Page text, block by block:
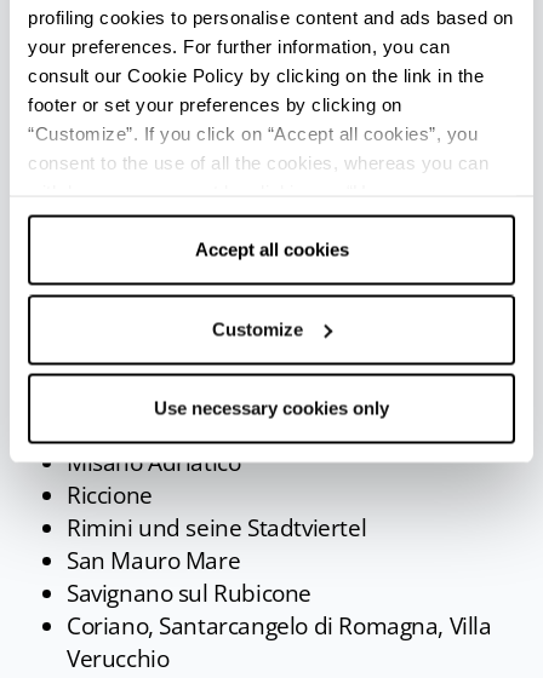
profiling cookies to personalise content and ads based on
your preferences. For further information, you can
consult our Cookie Policy by clicking on the link in the
footer or set your preferences by clicking on
“Customize”. If you click on “Accept all cookies”, you
consent to the use of all the cookies, whereas you can
cookies only” and only the technical cookies for the
correct functioning of the website will be used.
Accept all cookies
Customize
Use necessary cookies only
Mehr Informationen unter:bologna-
airport.it/transfer-from-and-to-the-airport
Folgende Städte sind mit regelmäßigerShuttle-
Busfahrt vom Flughafen Bolognaaus zu
Service):
Bellaria Igea Marina
Cattolica
Cervia - Milano Marittima
Cesena
Cesenatico
Misano Adriatico
Riccione
Rimini und seine Stadtviertel
San Mauro Mare
Savignano sul Rubicone
Coriano, Santarcangelo di Romagna, Villa
Verucchio